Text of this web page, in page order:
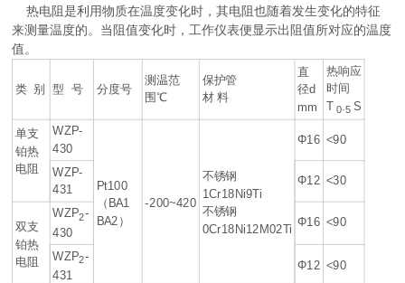
热电阻是利用物质在温度变化时，其电阻也随着发生变化的特征
来测量温度的。当阻值变化时，工作仪表便显示出阻值所对应的温度
值。
类 别 型 号 分度号
测温范
围℃
保护管
材 料
直
径d
mm
热响应
时间
T 0 .5S
单支
铂热
电阻
WZP-
430
Pt100
（BA1
BA2）
-200~420
不锈钢
1Cr18Ni9Ti
不锈钢
0Cr18Ni12M02Ti
Φ16 <90
WZP-
431
Φ12 <30
双支
铂热
电阻
WZP2-
430
Φ16 <90
WZP2-
431
Φ12 <90